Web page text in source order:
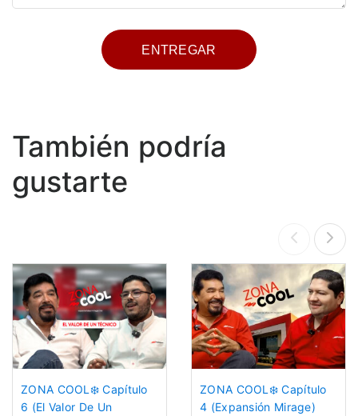
También podría
gustarte
ZONA COOL❄️ Capítulo
6 (El Valor De Un
ZONA COOL❄️ Capítulo
4 (Expansión Mirage)